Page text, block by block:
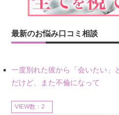
最新のお悩み口コミ相談
だけど、また不倫になって
VIEW数：2